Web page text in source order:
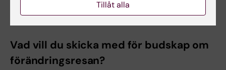
känsla – en ”FyFa-spirit” – på institutionen.
Vad vill du skicka med för budskap om
förändringsresan?
Tillåt alla